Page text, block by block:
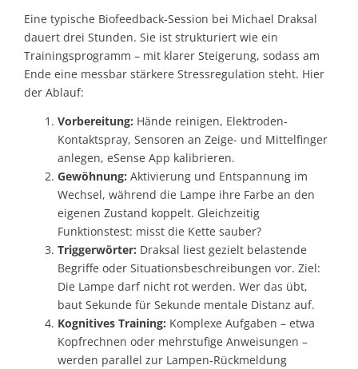
Eine typische Biofeedback-Session bei Michael Draksal
dauert drei Stunden. Sie ist strukturiert wie ein
Trainings­programm – mit klarer Steigerung, sodass am
Ende eine messbar stärkere Stressregulation steht. Hier
der Ablauf:
Vorbereitung: Hände reinigen, Elektroden-
Kontaktspray, Sensoren an Zeige- und Mittelfinger
anlegen, eSense App kalibrieren.
Gewöhnung: Aktivierung und Entspannung im
Wechsel, während die Lampe ihre Farbe an den
eigenen Zustand koppelt. Gleichzeitig
Funktionstest: misst die Kette sauber?
Triggerwörter: Draksal liest gezielt belastende
Begriffe oder Situations­beschreibungen vor. Ziel:
Die Lampe darf nicht rot werden. Wer das übt,
baut Sekunde für Sekunde mentale Distanz auf.
Kognitives Training: Komplexe Aufgaben – etwa
Kopfrechnen oder mehrstufige Anweisungen –
werden parallel zur Lampen-Rückmeldung